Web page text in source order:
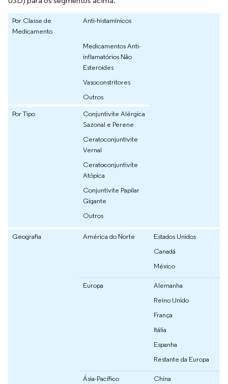
Por Classe de
Medicamento
Anti-histamínicos
Medicamentos Anti-
inflamatórios Não
Esteroides
Vasoconstritores
Outros
Por Tipo
Conjuntivite Alérgica
Sazonal e Perene
Ceratoconjuntivite
Vernal
Ceratoconjuntivite
Atópica
Conjuntivite Papilar
Gigante
Outros
Geografia América do Norte
Estados Unidos
Canadá
México
Europa
Alemanha
Reino Unido
França
Itália
Espanha
Restante da Europa
Ásia-Pacífico
China